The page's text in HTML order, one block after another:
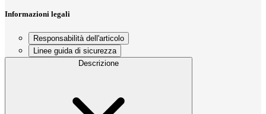
Informazioni legali
Responsabilità dell'articolo
Linee guida di sicurezza
Descrizione